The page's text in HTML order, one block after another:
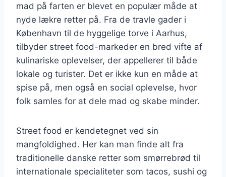
mad på farten er blevet en populær måde at
nyde lækre retter på. Fra de travle gader i
København til de hyggelige torve i Aarhus,
tilbyder street food-markeder en bred vifte af
kulinariske oplevelser, der appellerer til både
lokale og turister. Det er ikke kun en måde at
spise på, men også en social oplevelse, hvor
folk samles for at dele mad og skabe minder.
Street food er kendetegnet ved sin
mangfoldighed. Her kan man finde alt fra
traditionelle danske retter som smørrebrød til
internationale specialiteter som tacos, sushi og